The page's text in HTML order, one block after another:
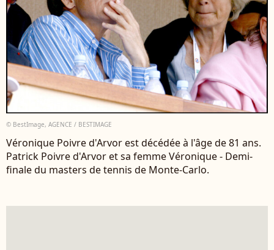
© BestImage, AGENCE / BESTIMAGE
Véronique Poivre d'Arvor est décédée à l'âge de 81 ans.
Patrick Poivre d'Arvor et sa femme Véronique - Demi-
finale du masters de tennis de Monte-Carlo.